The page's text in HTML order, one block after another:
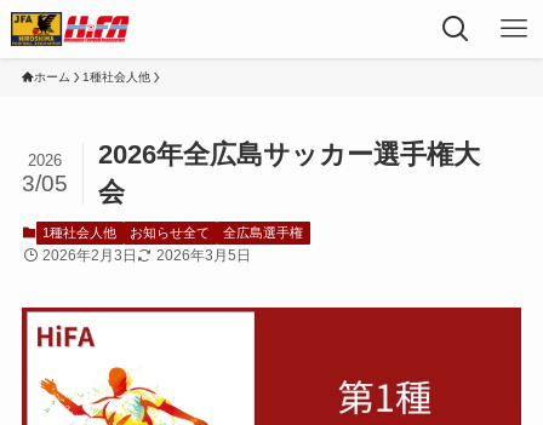
ホーム 1種社会人他
2026年全広島サッカー選手権大
会
2026
3/05
1種社会人他 お知らせ全て 全広島選手権
2026年2月3日 2026年3月5日